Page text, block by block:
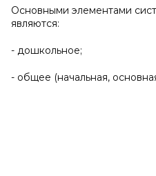
Основными элементами
являются:
- дошкольное;
- общее (начальная,